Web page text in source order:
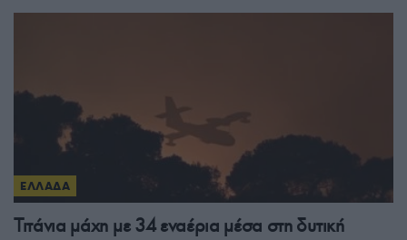
ΕΛΛΑΔΑ
Τιτάνια μάχη με 34 εναέρια μέσα στη δυτική